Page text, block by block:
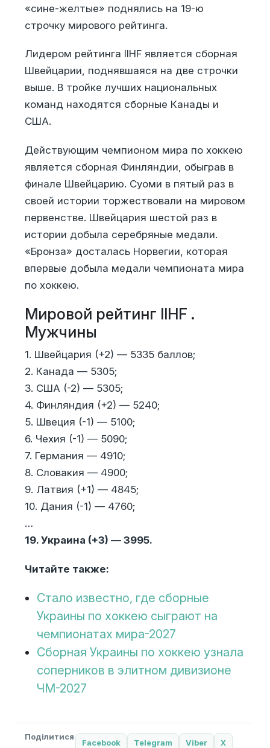
«сине-желтые» поднялись на 19-ю
строчку мирового рейтинга.
Лидером рейтинга IIHF является сборная
Швейцарии, поднявшаяся на две строчки
выше. В тройке лучших национальных
команд находятся сборные Канады и
США.
Действующим чемпионом мира по хоккею
является сборная Финляндии, обыграв в
финале Швейцарию. Суоми в пятый раз в
своей истории торжествовали на мировом
первенстве. Швейцария шестой раз в
истории добыла серебряные медали.
«Бронза» досталась Норвегии, которая
впервые добыла медали чемпионата мира
по хоккею.
Мировой рейтинг IIHF .
Мужчины
1. Швейцария (+2) — 5335 баллов;
2. Канада — 5305;
3. США (-2) — 5305;
4. Финляндия (+2) — 5240;
5. Швеция (-1) — 5100;
6. Чехия (-1) — 5090;
7. Германия — 4910;
8. Словакия — 4900;
9. Латвия (+1) — 4845;
10. Дания (-1) — 4760;
…
19. Украина (+3) — 3995.
Читайте также:
Стало известно, где сборные
Украины по хоккею сыграют на
чемпионатах мира-2027
Сборная Украины по хоккею узнала
соперников в элитном дивизионе
ЧМ-2027
Поділитися
Facebook Telegram Viber X